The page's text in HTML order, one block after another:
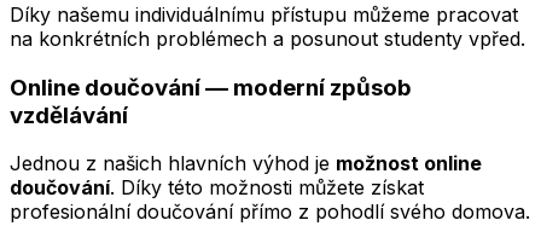
Díky našemu individuálnímu přístupu můžeme pracovat
na konkrétních problémech a posunout studenty vpřed.
Online doučování — moderní způsob
vzdělávání
Jednou z našich hlavních výhod je možnost online
doučování. Díky této možnosti můžete získat
profesionální doučování přímo z pohodlí svého domova.